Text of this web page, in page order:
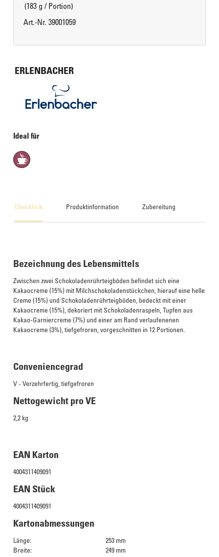
(183 g / Portion)
Art.-Nr. 39001059
ERLENBACHER
Ideal für
Überblick Produktinformation Zubereitung
Bezeichnung des Lebensmittels
Zwischen zwei Schokoladenrührteigböden befindet sich eine
Kakaocreme (15%) mit Milchschokoladenstückchen, hierauf eine helle
Creme (15%) und Schokoladenrührteigböden, bedeckt mit einer
Kakaocreme (15%), dekoriert mit Schokoladenraspeln, Tupfen aus
Kakao-Garniercreme (7%) und einer am Rand verlaufenenen
Kakaocreme (3%), tiefgefroren, vorgeschnitten in 12 Portionen.
Conveniencegrad
V - Verzehrfertig, tiefgefroren
Nettogewicht pro VE
2,2 kg
EAN Karton
4004311409091
EAN Stück
4004311409091
Kartonabmessungen
Länge:
253 mm
Breite:
249 mm